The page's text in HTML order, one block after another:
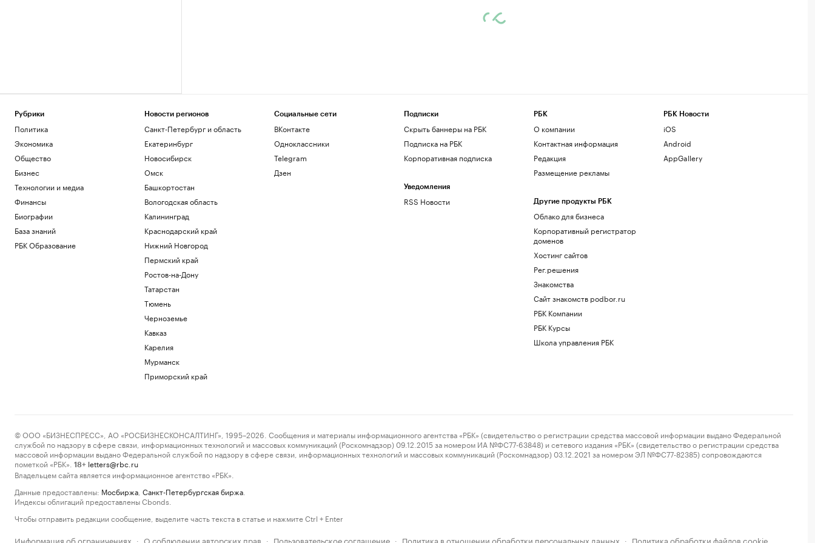
Рубрики
Политика
Экономика
Общество
Бизнес
Технологии и медиа
Финансы
Биографии
База знаний
РБК Образование
Новости регионов
Санкт-Петербург и область
Екатеринбург
Новосибирск
Омск
Башкортостан
Вологодская область
Калининград
Краснодарский край
Нижний Новгород
Пермский край
Ростов-на-Дону
Татарстан
Тюмень
Черноземье
Кавказ
Карелия
Мурманск
Приморский край
Социальные сети
ВКонтакте
Одноклассники
Telegram
Дзен
Подписки
Скрыть баннеры на РБК
Подписка на РБК
Корпоративная подписка
Уведомления
RSS Новости
РБК
О компании
Контактная информация
Редакция
Размещение рекламы
Другие продукты РБК
Облако для бизнеса
Корпоративный регистратор
доменов
Хостинг сайтов
Рег.решения
Знакомства
Сайт знакомств podbor.ru
РБК Компании
РБК Курсы
Школа управления РБК
РБК Новости
iOS
Android
AppGallery
© ООО «БИЗНЕСПРЕСС», АО «РОСБИЗНЕСКОНСАЛТИНГ», 1995–2026. Сообщения и материалы информационного агентства «РБК» (свидетельство о регистрации средства массовой информации выдано Федеральной
службой по надзору в сфере связи, информационных технологий и массовых коммуникаций (Роскомнадзор) 09.12.2015 за номером ИА №ФС77-63848) и сетевого издания «РБК» (свидетельство о регистрации средства
массовой информации выдано Федеральной службой по надзору в сфере связи, информационных технологий и массовых коммуникаций (Роскомнадзор) 03.12.2021 за номером ЭЛ №ФС77-82385) сопровождаются
пометкой «РБК».
18+ letters@rbc.ru
Владельцем сайта является информационное агентство «РБК».
Данные предоставлены: Мосбиржа Санкт-Петербургская биржа
Индексы облигаций предоставлены Cbonds.
Чтобы отправить редакции сообщение, выделите часть текста в статье и нажмите Ctrl + Enter
Информация об ограничениях · О соблюдении авторских прав · Пользовательское соглашение · Политика в отношении обработки персональных данных · Политика обработки файлов cookie